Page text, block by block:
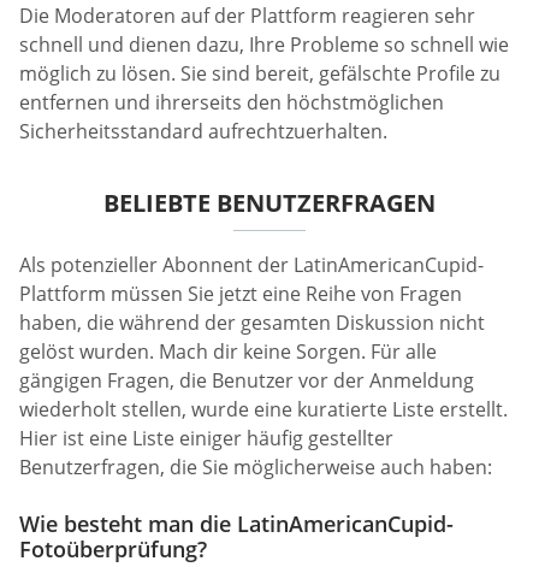
Die Moderatoren auf der Plattform reagieren sehr
schnell und dienen dazu, Ihre Probleme so schnell wie
möglich zu lösen. Sie sind bereit, gefälschte Profile zu
entfernen und ihrerseits den höchstmöglichen
Sicherheitsstandard aufrechtzuerhalten.
BELIEBTE BENUTZERFRAGEN
Als potenzieller Abonnent der LatinAmericanCupid-
Plattform müssen Sie jetzt eine Reihe von Fragen
haben, die während der gesamten Diskussion nicht
gelöst wurden. Mach dir keine Sorgen. Für alle
gängigen Fragen, die Benutzer vor der Anmeldung
wiederholt stellen, wurde eine kuratierte Liste erstellt.
Hier ist eine Liste einiger häufig gestellter
Benutzerfragen, die Sie möglicherweise auch haben:
Wie besteht man die LatinAmericanCupid-
Fotoüberprüfung?